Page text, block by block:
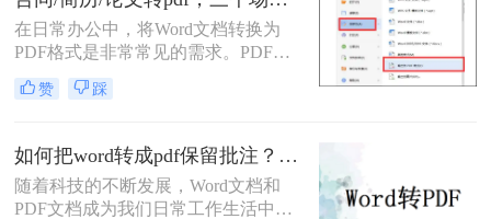
在日常办公中，将Word文档转换为
PDF格式是非常常见的需求。PDF文
件具有跨平台兼容性、保持文档格式
一致性和不可编辑性的特点，非常适
转换pdf呢？本文将介绍三种常用的方
法来实现这一转换。
赞 踩
如何把word转成pdf保留批注？这三种方法建议收藏！
随着科技的不断发展，Word文档和
PDF文档成为我们日常工作生活中经